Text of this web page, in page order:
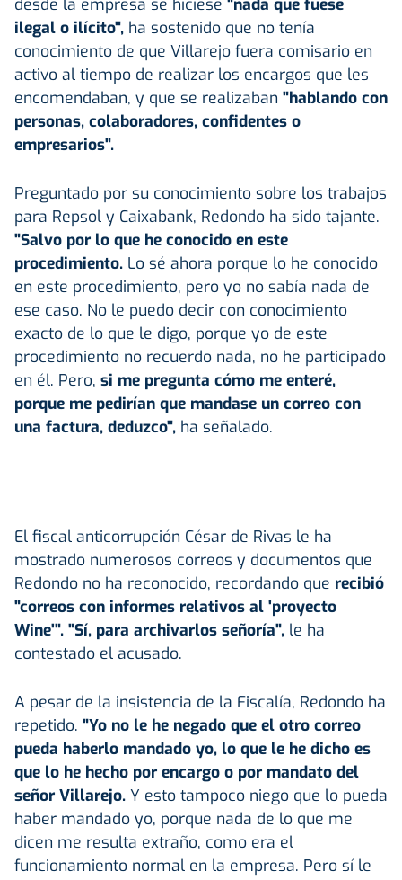
ilegal o ilícito", ha sostenido que no tenía
conocimiento de que Villarejo fuera comisario en
activo al tiempo de realizar los encargos que les
encomendaban, y que se realizaban "hablando con
personas, colaboradores, confidentes o
empresarios".
Preguntado por su conocimiento sobre los trabajos
para Repsol y Caixabank, Redondo ha sido tajante.
"Salvo por lo que he conocido en este
procedimiento. Lo sé ahora porque lo he conocido
en este procedimiento, pero yo no sabía nada de
ese caso. No le puedo decir con conocimiento
exacto de lo que le digo, porque yo de este
procedimiento no recuerdo nada, no he participado
en él. Pero, si me pregunta cómo me enteré,
porque me pedirían que mandase un correo con
una factura, deduzco", ha señalado.
El fiscal anticorrupción César de Rivas le ha
mostrado numerosos correos y documentos que
Redondo no ha reconocido, recordando que recibió
"correos con informes relativos al 'proyecto
Wine'". "Sí, para archivarlos señoría", le ha
contestado el acusado.
A pesar de la insistencia de la Fiscalía, Redondo ha
repetido. "Yo no le he negado que el otro correo
pueda haberlo mandado yo, lo que le he dicho es
que lo he hecho por encargo o por mandato del
señor Villarejo. Y esto tampoco niego que lo pueda
haber mandado yo, porque nada de lo que me
dicen me resulta extraño, como era el
funcionamiento normal en la empresa. Pero sí le